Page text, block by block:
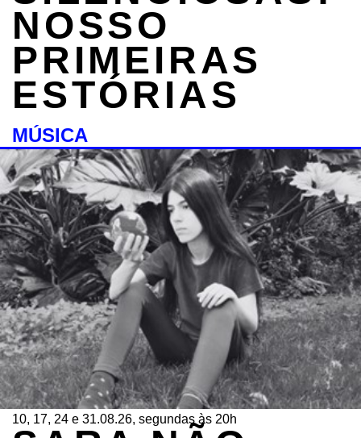
NOSSO
PRIMEIRAS
ESTÓRIAS
MÚSICA
10, 17, 24 e 31.08.26, segundas às 20h